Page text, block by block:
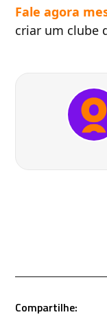
Fale agora
criar um clube
Compartilhe: